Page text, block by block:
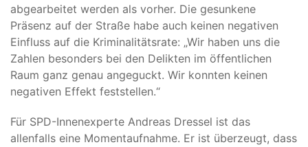
abgearbeitet werden als vorher. Die gesunkene
Präsenz auf der Straße habe auch keinen negativen
Einfluss auf die Kriminalitätsrate: „Wir haben uns die
Zahlen besonders bei den Delikten im öffentlichen
Raum ganz genau angeguckt. Wir konnten keinen
negativen Effekt feststellen.“
Für SPD-Innenexperte Andreas Dressel ist das
allenfalls eine Momentaufnahme. Er ist überzeugt, dass